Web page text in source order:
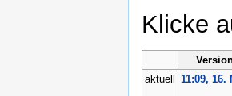
Klicke
aktuell
11:09, 16.